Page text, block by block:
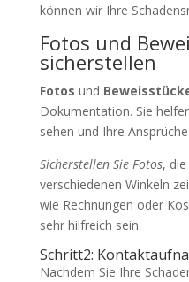
können wir Ihre
Fotos und
sicherstellen
Fotos und
Dokumentation. Sie
sehen und Ihre
Sicherstellen Sie Fotos, die
verschiedenen Winkeln
wie Rechnungen oder
sehr hilfreich sein.
Schritt2:
Nachdem Sie Ihre